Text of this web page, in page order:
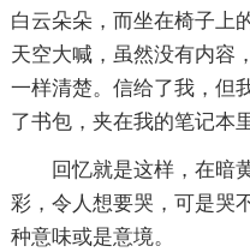
白云朵朵，而坐在椅子上
天空大喊，虽然没有内容
一样清楚。信给了我，但
了书包，夹在我的笔记本
回忆就是这样，在暗
彩，令人想要哭，可是哭
种意味或是意境。